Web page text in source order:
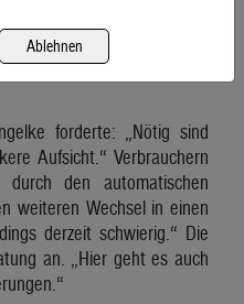
ab. Man prüfe mögliche
seien dabei nicht alleine
forderte: „Nötig sind
Aufsicht.“ Verbrauchern
den automatischen
weiteren Wechsel in einen
derzeit schwierig.“ Die
an. „Hier geht es auch
Ablehnen